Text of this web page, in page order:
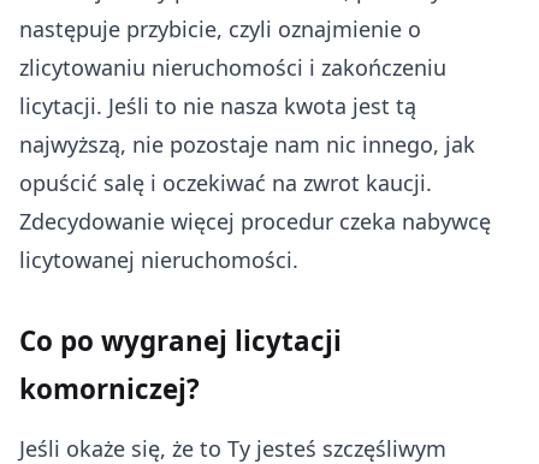
następuje przybicie, czyli oznajmienie o
zlicytowaniu nieruchomości i zakończeniu
licytacji. Jeśli to nie nasza kwota jest tą
najwyższą, nie pozostaje nam nic innego, jak
opuścić salę i oczekiwać na zwrot kaucji.
Zdecydowanie więcej procedur czeka nabywcę
licytowanej nieruchomości.
Co po wygranej licytacji
komorniczej?
Jeśli okaże się, że to Ty jesteś szczęśliwym